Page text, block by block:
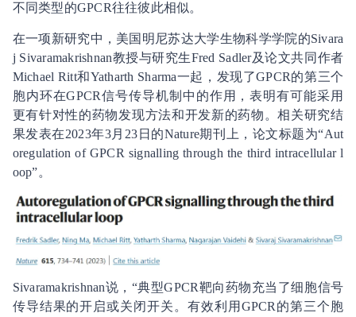
不同类型的GPCR往往彼此相似。
在一项新研究中，美国明尼苏达大学生物科学学院的Sivara
j Sivaramakrishnan教授与研究生Fred Sadler及论文共同作者
Michael Ritt和Yatharth Sharma一起，发现了GPCR的第三个
胞内环在GPCR信号传导机制中的作用，表明有可能采用
更有针对性的药物发现方法和开发新的药物。相关研究结
果发表在2023年3月23日的Nature期刊上，论文标题为“Aut
oregulation of GPCR signalling through the third intracellular l
oop”。
Sivaramakrishnan说，“典型GPCR靶向药物充当了细胞信号
传导结果的开启或关闭开关。有效利用GPCR的第三个胞